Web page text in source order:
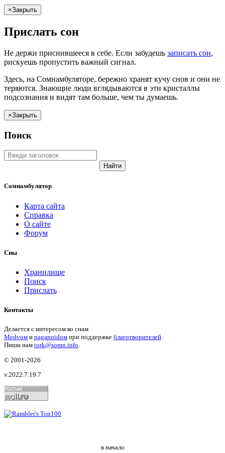
×Закрыть
Прислать сон
Не держи приснившееся в себе. Если забудешь записать сон,
рискуешь пропустить важный сигнал.
Здесь, на Сомнамбуляторе, бережно хранят кучу снов и они не
теряются. Знающие люди вглядываются в эти кристаллы
подсознания и видят там больше, чем ты думаешь.
×Закрыть
Поиск
Найти
Сомнамбулятор
Карта сайта
Справка
О сайте
Форум
Сны
Хранилище
Поиск
Прислать
Контакты
Делается с интересом ко снам
Medvом и paganoidом при поддержке благотворителей.
Пиши нам tork@somn.info.
© 2001 -2026
v.2022.7.19.7
в начало